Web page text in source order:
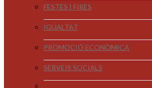
FESTES I FIRES
IGUALTAT
PROMOCIÓ ECONÒMICA
SERVEIS SOCIALS